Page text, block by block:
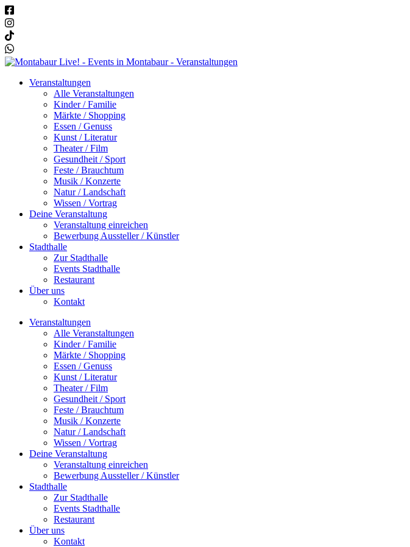
Veranstaltungen
Alle Veranstaltungen
Kinder / Familie
Märkte / Shopping
Essen / Genuss
Kunst / Literatur
Theater / Film
Gesundheit / Sport
Feste / Brauchtum
Musik / Konzerte
Natur / Landschaft
Wissen / Vortrag
Deine Veranstaltung
Veranstaltung einreichen
Bewerbung Aussteller / Künstler
Stadthalle
Zur Stadthalle
Events Stadthalle
Restaurant
Über uns
Kontakt
Veranstaltungen
Alle Veranstaltungen
Kinder / Familie
Märkte / Shopping
Essen / Genuss
Kunst / Literatur
Theater / Film
Gesundheit / Sport
Feste / Brauchtum
Musik / Konzerte
Natur / Landschaft
Wissen / Vortrag
Deine Veranstaltung
Veranstaltung einreichen
Bewerbung Aussteller / Künstler
Stadthalle
Zur Stadthalle
Events Stadthalle
Restaurant
Über uns
Kontakt